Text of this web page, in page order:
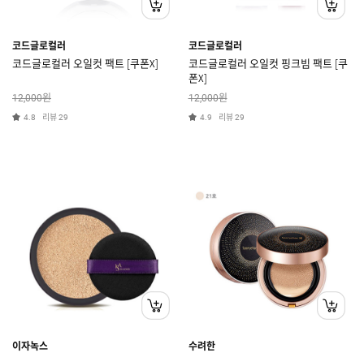
코드글로컬러
코드글로컬러 오일컷 팩트 [쿠폰X]
12,000원
4.8 리뷰29
코드글로컬러
코드글로컬러 오일컷 핑크빔 팩트 [쿠
폰X]
12,000원
4.9 리뷰29
이자녹스 수려한